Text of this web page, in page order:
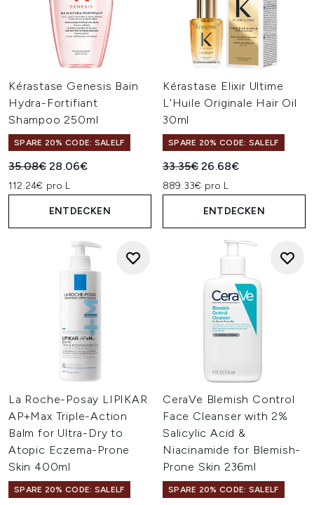
Kérastase Genesis Bain
Hydra-Fortifiant
Shampoo 250ml
SPARE 20% CODE: SALELF
Unverbindliche Preisempfehlung:
35.08€Aktueller Preis:
28.06€
112.24€ pro L
ENTDECKEN
Kérastase Elixir Ultime
L'Huile Originale Hair Oil
30ml
SPARE 20% CODE: SALELF
Unverbindliche
33.35€Aktueller Preis:
26.68€
889.33€ pro L
ENTDECKEN
La Roche-Posay LIPIKAR
AP+Max Triple-Action
Balm for Ultra-Dry to
Atopic Eczema-Prone
Skin 400ml
SPARE 20% CODE: SALELF
CeraVe Blemish Control
Face Cleanser with 2%
Salicylic Acid &
Niacinamide for Blemish-
Prone Skin 236ml
SPARE 20% CODE: SALELF